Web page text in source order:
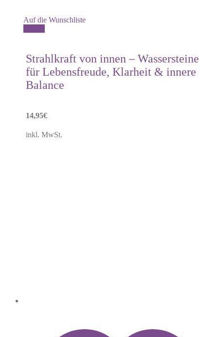
Auf die Wunschliste
Strahlkraft von innen – Wassersteine
für Lebensfreude, Klarheit & innere
Balance
14,95€
inkl. MwSt.